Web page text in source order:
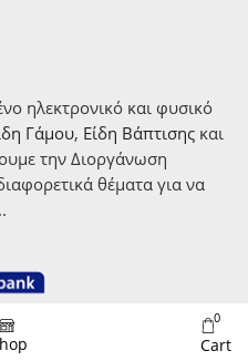
ηλεκτρονικό και φυσικό
Γάμου, Είδη Βάπτισης και
την Διοργάνωση
θέματα για να
0
Cart